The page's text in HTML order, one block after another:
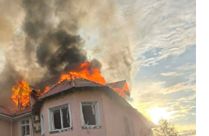
он работал. Епархия
силой тащили к
в результате чего он […]